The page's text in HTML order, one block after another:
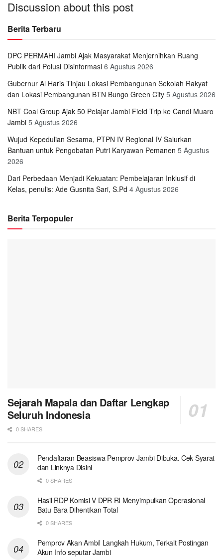
Discussion about this post
Berita Terbaru
DPC PERMAHI Jambi Ajak Masyarakat Menjernihkan Ruang
Publik dari Polusi Disinformasi 6 Agustus 2026
Gubernur Al Haris Tinjau Lokasi Pembangunan Sekolah Rakyat
dan Lokasi Pembangunan BTN Bungo Green City 5 Agustus 2026
NBT Coal Group Ajak 50 Pelajar Jambi Field Trip ke Candi Muaro
Jambi 5 Agustus 2026
Wujud Kepedulian Sesama, PTPN IV Regional IV Salurkan
Bantuan untuk Pengobatan Putri Karyawan Pemanen 5 Agustus
2026
Dari Perbedaan Menjadi Kekuatan: Pembelajaran Inklusif di
Kelas, penulis: Ade Gusnita Sari, S.Pd 4 Agustus 2026
Berita Terpopuler
Sejarah Mapala dan Daftar Lengkap
Seluruh Indonesia
0 SHARES
Pendaftaran Beasiswa Pemprov Jambi Dibuka. Cek Syarat
dan Linknya Disini
0 SHARES
Hasil RDP Komisi V DPR RI Menyimpulkan Operasional
Batu Bara Dihentikan Total
0 SHARES
Pemprov Akan Ambil Langkah Hukum, Terkait Postingan
Akun Info seputar Jambi